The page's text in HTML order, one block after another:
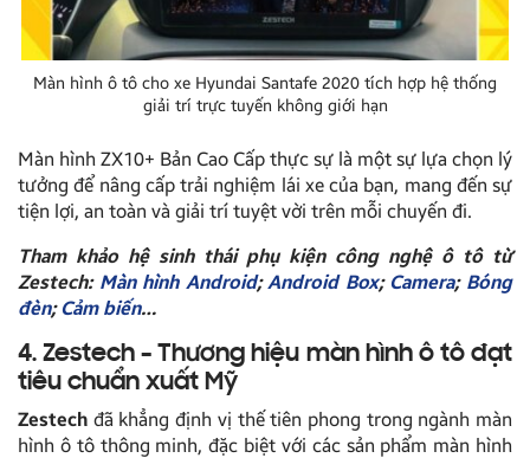
Màn hình ô tô cho xe Hyundai Santafe 2020 tích hợp hệ thống
giải trí trực tuyến không giới hạn
Màn hình ZX10+ Bản Cao Cấp thực sự là một sự lựa chọn lý
tưởng để nâng cấp trải nghiệm lái xe của bạn, mang đến sự
tiện lợi, an toàn và giải trí tuyệt vời trên mỗi chuyến đi.
Tham khảo hệ sinh thái phụ kiện công nghệ ô tô từ
Zestech: Màn hình Android;Android Box; Camera; Bóng
đèn;Cảm biến…
4. Zestech – Thương hiệu màn hình ô tô đạt
tiêu chuẩn xuất Mỹ
Zestech đã khẳng định vị thế tiên phong trong ngành màn
hình ô tô thông minh, đặc biệt với các sản phẩm màn hình